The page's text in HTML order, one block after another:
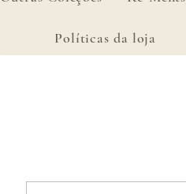
Políticas da loja